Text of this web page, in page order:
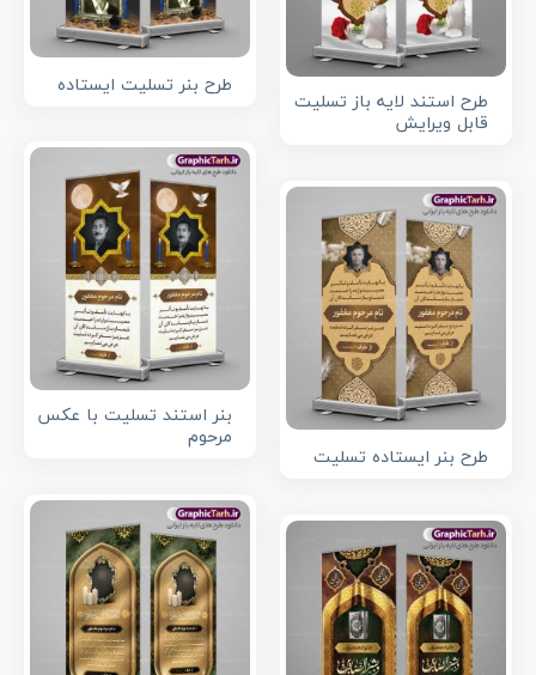
طرح بنر تسلیت ایستاده
طرح استند لایه باز تسلیت
قابل ویرایش
بنر استند تسلیت با عکس
مرحوم
طرح بنر ایستاده تسلیت